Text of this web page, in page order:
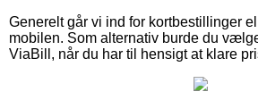
Generelt går vi ind for kortbestillinger
mobilen. Som alternativ burde du
ViaBill, når du har til hensigt at klare